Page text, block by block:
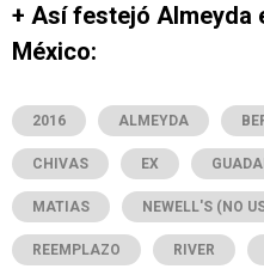
+ Así festejó Almeyda
México:
2016 ALMEYDA
CHIVAS EX
MATIAS NEWELL'S (NO
REEMPLAZO RIVER